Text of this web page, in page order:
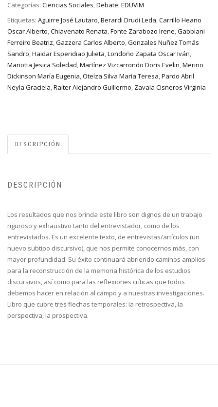
Categorías: Ciencias Sociales,Debate,EDUVIM
Etiquetas: Aguirre José Lautaro,Berardi Drudi Leda,Carrillo Heano
Oscar Alberto,Chiavenato Renata,Fonte Zarabozo Irene,Gabbiani
Ferreiro Beatriz,Gazzera Carlos Alberto,Gonzales Nuñez Tomás
Sandro,Haidar Esperidiao Julieta,Londoño Zapata Oscar Iván,
Mariotta Jesica Soledad,Martínez Vizcarrondo Doris Evelin,Merino
Dickinson María Eugenia,Oteíza Silva María Teresa,Pardo Abril
Neyla Graciela,Raiter Alejandro Guillermo, Zavala Cisneros Virginia
DESCRIPCIÓN
DESCRIPCIÓN
Los resultados que nos brinda este libro son dignos de un trabajo
riguroso y exhaustivo tanto del entrevistador, como de los
entrevistados. Es un excelente texto, de entrevistas/artículos (un
nuevo subtipo discursivo), que nos permite conocernos más, con
mayor profundidad. Su éxito continuará abriendo caminos amplios
para la reconstrucción de la memoria histórica de los estudios
discursivos, así como para las reflexiones críticas que todos
debemos hacer en relación al campo y a nuestras investigaciones.
Libro que cubre tres flechas temporales: la retrospectiva, la
perspectiva, la prospectiva.